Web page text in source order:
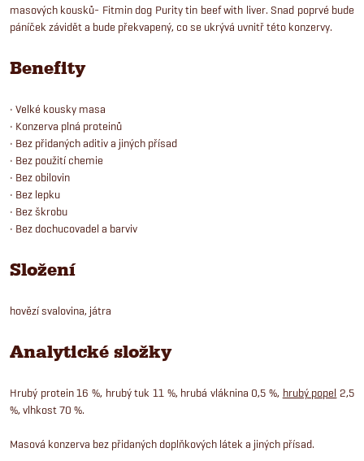
masových kousků- Fitmin dog Purity tin beef with liver. Snad poprvé bude
páníček závidět a bude překvapený, co se ukrývá uvnitř této konzervy.
Benefity
• Velké kousky masa
• Konzerva plná proteinů
• Bez přidaných aditiv a jiných přísad
• Bez použití chemie
• Bez obilovin
• Bez lepku
• Bez škrobu
• Bez dochucovadel a barviv
Složení
hovězí svalovina, játra
Analytické složky
Hrubý protein 16 %, hrubý tuk 11 %, hrubá vláknina 0,5 %, hrubý popel 2,5
%, vlhkost 70 %.
Masová konzerva bez přidaných doplňkových látek a jiných přísad.